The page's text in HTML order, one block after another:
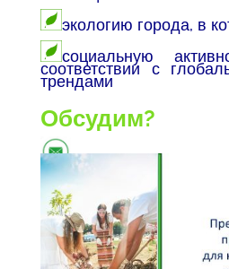
экологию города, в
социальную
соответствии с
трендами
Обсудим?
info@mice-travel-
0501470207
Пока карантин,
варианты на осень,
под рукой.